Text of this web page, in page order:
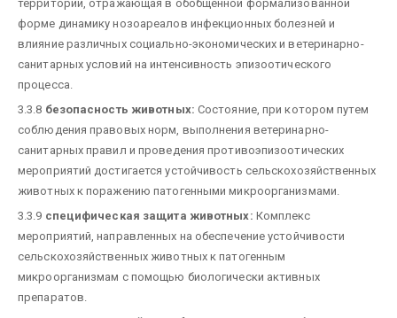
территории, отражающая в обобщенной формализованной
форме динамику нозоареалов инфекционных болезней и
влияние различных социально-экономических и ветеринарно-
санитарных условий на интенсивность эпизоотического
процесса.
3.3.8 безопасность животных: Состояние, при котором путем
соблюдения правовых норм, выполнения ветеринарно-
санитарных правил и проведения противоэпизоотических
мероприятий достигается устойчивость сельскохозяйственных
животных к поражению патогенными микроорганизмами.
3.3.9 специфическая защита животных: Комплекс
мероприятий, направленных на обеспечение устойчивости
сельскохозяйственных животных к патогенным
микроорганизмам с помощью биологически активных
препаратов.